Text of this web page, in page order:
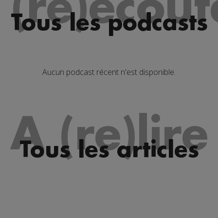
Tous les podcasts
Aucun podcast récent n'est disponible.
A (re)lire
Tous les articles